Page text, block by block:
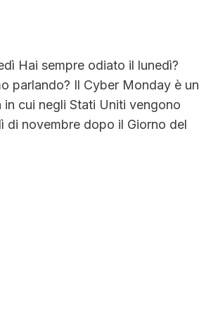
Hai sempre odiato il lunedì?
parlando? Il Cyber Monday è un
cui negli Stati Uniti vengono
di novembre dopo il Giorno del